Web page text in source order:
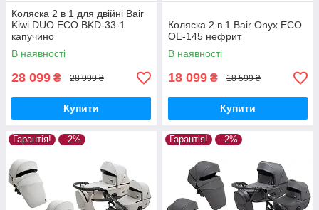
Коляска 2 в 1 для двійні Bair
Kiwi DUO ECO BKD-33-1
капучино
В наявності
28 099 ₴ 28 999 ₴
Купити
Коляска 2 в 1 Bair Onyx ECO
OE-145 нефрит
В наявності
18 099 ₴ 18 599 ₴
Купити
Гарантія! –2% Гарантія! –2%